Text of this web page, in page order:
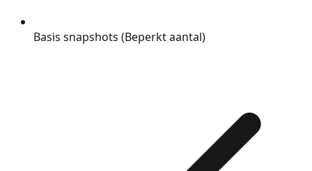
Basis snapshots (Beperkt aantal)